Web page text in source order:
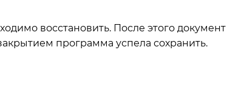
восстановить. После этого документ
программа успела сохранить.